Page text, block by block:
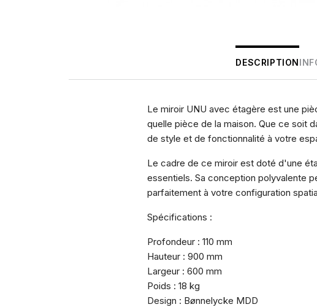
DESCRIPTION
Le miroir UNU avec étagère est une
quelle pièce de la maison. Que ce soit
de style et de fonctionnalité à votre
Le cadre de ce miroir est doté d'une
essentiels. Sa conception polyvalente
parfaitement à votre configuration
Spécifications :
Profondeur : 110 mm
Hauteur : 900 mm
Largeur : 600 mm
Poids : 18 kg
Design : Bønnelycke MDD